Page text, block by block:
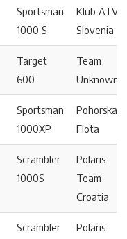
Sportsman
1000 S
Klub ATV
Slovenia
Target
600
Team
Unknown
Sportsman
1000XP
Pohorska
Flota
Scrambler
1000S
Polaris
Team
Croatia
Scrambler
Polaris